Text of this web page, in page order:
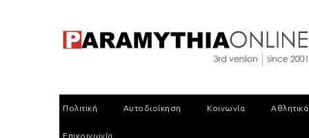
Πολιτική Αυτοδιοίκηση Κοινωνία Αθλητικά
Επικοινωνία